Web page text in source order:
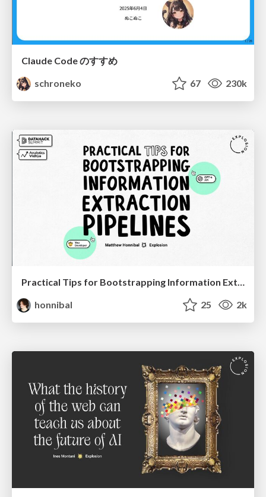
Claude Code のすすめ
schroneko
67 230k
Practical Tips for Bootstrapping Information Extraction Pipelines
honnibal
25 2k